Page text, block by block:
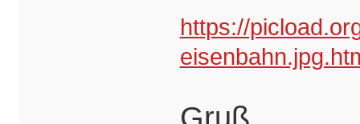
https://